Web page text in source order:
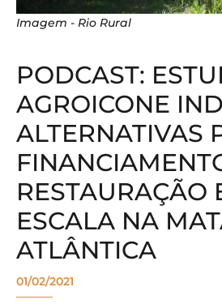
Imagem - Rio Rural
PODCAST:
AGROICONE
ALTERNATIVAS
RESTAURAÇÃO
ESCALA NA
ATLÂNTICA
01/02/2021